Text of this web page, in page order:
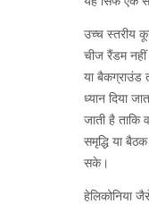
उच्च स्तरीय
चीज रैंडम
या बैकग्राउंड
ध्यान दिया
जाती है
समृद्धि या
सके।
हेलिकोनिया